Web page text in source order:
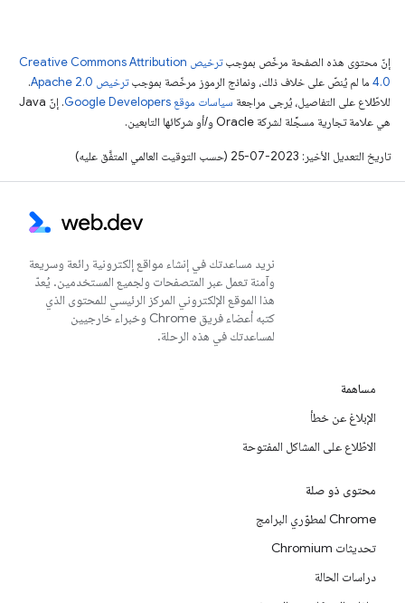
إنّ محتوى هذه الصفحة مرخّص بموجب
ترخيص Creative Commons Attribution
4.0‏ ما لم يُنصّ على خلاف ذلك، ونماذج الرموز مرخّصة بموجبترخيص Apache 2.0‏
.
للاطّلاع على التفاصيل، يُرجى مراجعة سياسات موقع Google Developers‏
. إنّ Java
هي علامة تجارية مسجَّلة لشركة Oracle و/أو شركائها التابعين.
تاريخ التعديل الأخير: 2023-07-25 (حسب التوقيت العالمي المتفَّق عليه)
نريد مساعدتك في إنشاء مواقع إلكترونية رائعة وسريعة
وآمنة تعمل عبر المتصفحات ولجميع المستخدمين. يُعدّ
هذا الموقع الإلكتروني المركز الرئيسي للمحتوى الذي
كتبه أعضاء فريق Chrome وخبراء خارجيين
لمساعدتك في هذه الرحلة.
مساهمة
الإبلاغ عن خطأ
الاطّلاع على المشاكل المفتوحة
محتوى ذو صلة
Chrome لمطوّري البرامج
تحديثات Chromium
دراسات الحالة